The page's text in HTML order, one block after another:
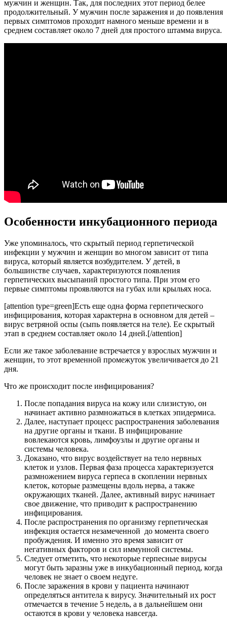
мужчин и женщин. Так, для последних этот период белее
продолжительный. У мужчин после заражения и до появления
первых симптомов проходит намного меньше времени и в
среднем составляет около 7 дней для простого штамма вируса.
Особенности инкубационного периода
Уже упоминалось, что скрытый период герпетической
инфекции у мужчин и женщин во многом зависит от типа
вируса, который является возбудителем. У детей, в
большинстве случаев, характеризуются появления
герпетических высыпаний простого типа. При этом его
первые симптомы проявляются на губах или крыльях носа.
[attention type=green]Есть еще одна форма герпетического
инфицирования, которая характерна в основном для детей –
вирус ветряной оспы (сыпь появляется на теле). Ее скрытый
этап в среднем составляет около 14 дней.[/attention]
Если же такое заболевание встречается у взрослых мужчин и
женщин, то этот временной промежуток увеличивается до 21
дня.
Что же происходит после инфицирования?
После попадания вируса на кожу или слизистую, он
начинает активно размножаться в клетках эпидермиса.
Далее, наступает процесс распространения заболевания
на другие органы и ткани. В инфицирование
вовлекаются кровь, лимфоузлы и другие органы и
системы человека.
Доказано, что вирус воздействует на тело нервных
клеток и узлов. Первая фаза процесса характеризуется
размножением вируса герпеса в скоплении нервных
клеток, которые размещены вдоль нерва, а также
окружающих тканей. Далее, активный вирус начинает
свое движение, что приводит к распространению
инфицирования.
После распространения по организму герпетическая
инфекция остается незамеченной до момента своего
пробуждения. И именно это время зависит от
негативных факторов и сил иммунной системы.
Следует отметить, что некоторые герпесные вирусы
могут быть заразны уже в инкубационный период, когда
человек не знает о своем недуге.
После заражения в крови у пациента начинают
определяться антитела к вирусу. Значительный их рост
отмечается в течение 5 недель, а в дальнейшем они
остаются в крови у человека навсегда.